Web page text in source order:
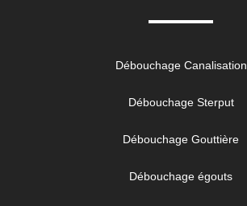
Débouchage Canalisation
Débouchage Sterput
Débouchage Gouttière
Débouchage égouts